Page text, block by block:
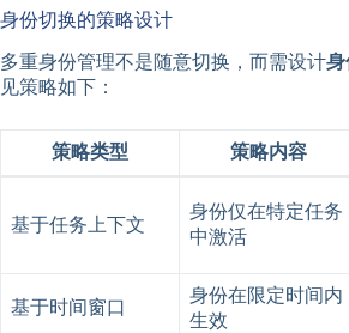
身份切换的策略设计
多重身份管理不是随意切换，而需设计身
见策略如下：
策略类型 策略内容
基于任务上下文
身份仅在特定任务
中激活
基于时间窗口
身份在限定时间内
生效